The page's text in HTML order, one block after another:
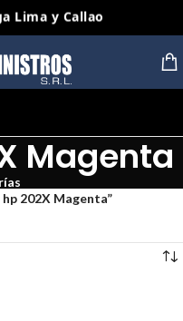
Lima y Callao
y Nuevos
Magenta
202X Magenta”